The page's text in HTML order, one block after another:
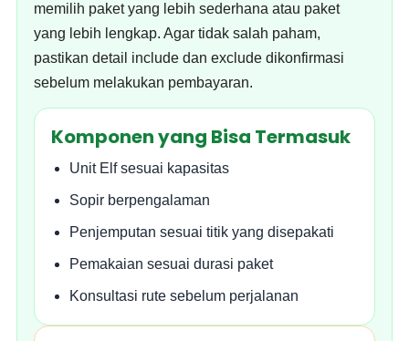
memilih paket yang lebih sederhana atau paket
yang lebih lengkap. Agar tidak salah paham,
pastikan detail include dan exclude dikonfirmasi
sebelum melakukan pembayaran.
Komponen yang Bisa Termasuk
Unit Elf sesuai kapasitas
Sopir berpengalaman
Penjemputan sesuai titik yang disepakati
Pemakaian sesuai durasi paket
Konsultasi rute sebelum perjalanan